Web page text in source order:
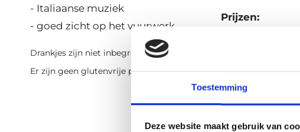
Toestemming
Deze website maakt gebruik van
- Italiaanse muziek
- goed zicht op het vuurwerk
Drankjes zijn niet inbegrepen.
Er zijn geen glutenvrije pizza's.
Prijzen: